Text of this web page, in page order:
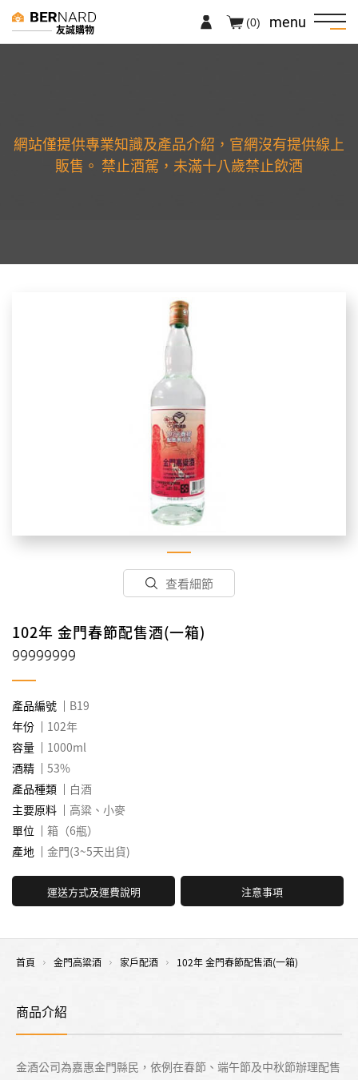
友誠購物 menu
(0)
網站僅提供專業知識及產品介紹，官網沒有提供線上
販售。 禁止酒駕，未滿十八歲禁止飲酒
查看細節
102年 金門春節配售酒(一箱)
99999999
產品編號
B19
年份
102年
容量
1000ml
酒精
53%
產品種類
白酒
主要原料
高粱、小麥
單位
箱（6瓶）
產地
金門(3~5天出貨)
運送方式及運費說明 注意事項
首頁 金門高粱酒 家戶配酒 102年 金門春節配售酒(一箱)
商品介紹
金酒公司為嘉惠金門縣民，依例在春節、端午節及中秋節辦理配售